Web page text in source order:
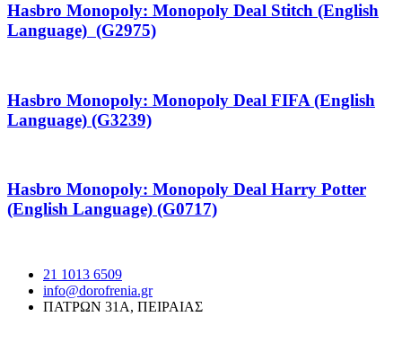
Hasbro Monopoly: Monopoly Deal Stitch (English
Language) (G2975)
Hasbro Monopoly: Monopoly Deal FIFA (English
Language) (G3239)
Hasbro Monopoly: Monopoly Deal Harry Potter
(English Language) (G0717)
21 1013 6509
info@dorofrenia.gr
ΠΑΤΡΩΝ 31Α, ΠΕΙΡΑΙΑΣ